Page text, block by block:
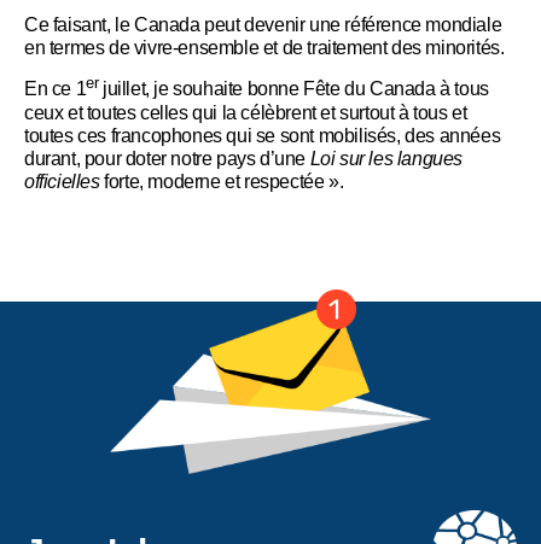
Ce faisant, le Canada peut devenir une référence mondiale
en termes de vivre-ensemble et de traitement des minorités.
En ce 1er juillet, je souhaite bonne Fête du Canada à tous
ceux et toutes celles qui la célèbrent et surtout à tous et
toutes ces francophones qui se sont mobilisés, des années
durant, pour doter notre pays d’une Loi sur les langues
officiellesforte, moderne et respectée ».